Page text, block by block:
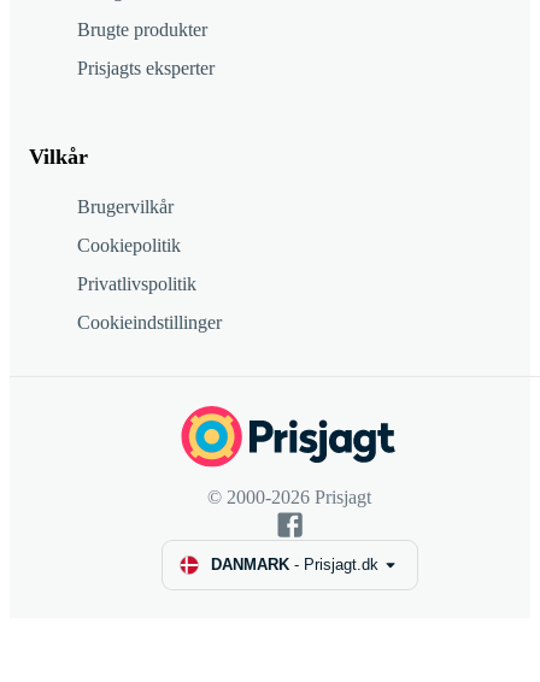
Brugte produkter
Prisjagts eksperter
Vilkår
Brugervilkår
Cookiepolitik
Privatlivspolitik
Cookieindstillinger
© 2000-2026 Prisjagt
DANMARK- Prisjagt.dk